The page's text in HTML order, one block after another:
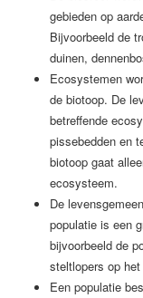
gebieden op
Bijvoorbeeld de
duinen,
Ecosystemen
de biotoop. De
betreffende
pissebedden en
biotoop gaat
ecosysteem.
De
populatie is een
bijvoorbeeld de
steltlopers op
Een populatie